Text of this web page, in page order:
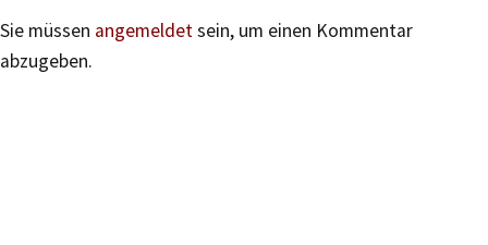
Sie müssen angemeldetsein, um einen Kommentar
abzugeben.